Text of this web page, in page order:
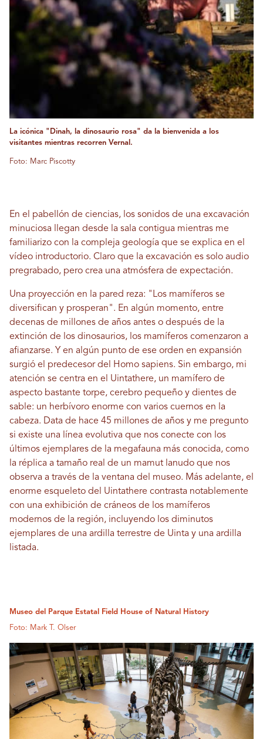
La icónica "Dinah, la dinosaurio rosa" da la bienvenida a los
visitantes mientras recorren Vernal.
Foto: Marc Piscotty
En el pabellón de ciencias, los sonidos de una excavación
minuciosa llegan desde la sala contigua mientras me
familiarizo con la compleja geología que se explica en el
vídeo introductorio. Claro que la excavación es solo audio
pregrabado, pero crea una atmósfera de expectación.
Una proyección en la pared reza: "Los mamíferos se
diversifican y prosperan". En algún momento, entre
decenas de millones de años antes o después de la
extinción de los dinosaurios, los mamíferos comenzaron a
afianzarse. Y en algún punto de ese orden en expansión
surgió el predecesor del Homo sapiens. Sin embargo, mi
atención se centra en el Uintathere, un mamífero de
aspecto bastante torpe, cerebro pequeño y dientes de
sable: un herbívoro enorme con varios cuernos en la
cabeza. Data de hace 45 millones de años y me pregunto
si existe una línea evolutiva que nos conecte con los
últimos ejemplares de la megafauna más conocida, como
la réplica a tamaño real de un mamut lanudo que nos
observa a través de la ventana del museo. Más adelante, el
enorme esqueleto del Uintathere contrasta notablemente
con una exhibición de cráneos de los mamíferos
modernos de la región, incluyendo los diminutos
ejemplares de una ardilla terrestre de Uinta y una ardilla
listada.
Museo del Parque Estatal Field House of Natural History
Foto: Mark T. Olser